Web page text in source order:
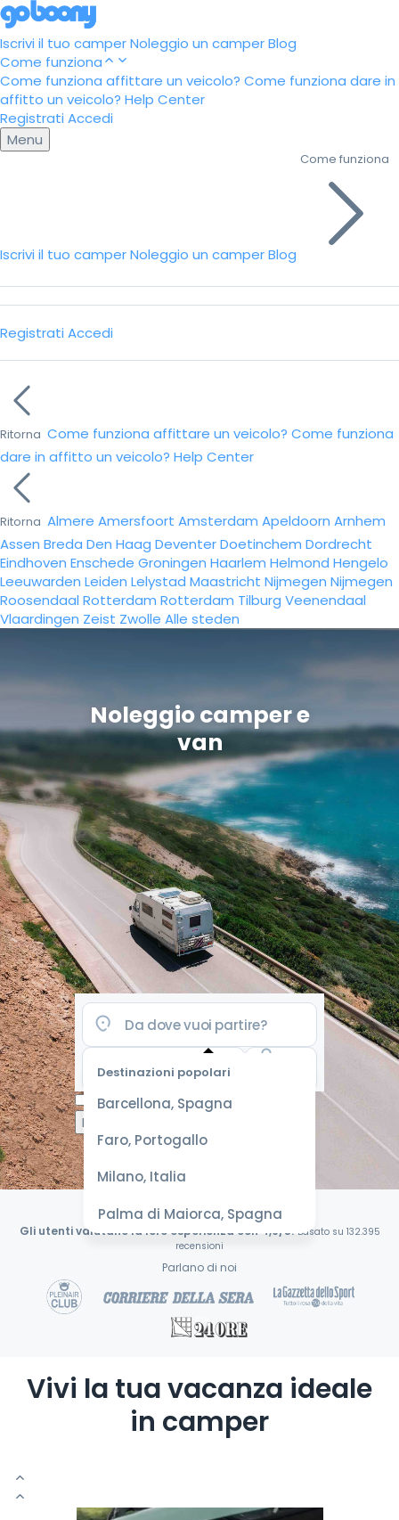
Iscrivi il tuo camperNoleggio un camperBlog
Come funziona
Come funziona affittare un veicolo? Come funziona dare in
affitto un veicolo? Help Center
Registrati Accedi
Menu
Iscrivi il tuo camperNoleggio un camperBlog
Come funziona
Registrati Accedi
Ritorna Come funziona affittare un veicolo? Come funziona
dare in affitto un veicolo? Help Center
Ritorna Almere Amersfoort Amsterdam Apeldoorn Arnhem
Assen Breda Den Haag DeventerDoetinchem Dordrecht
Eindhoven Enschede Groningen Haarlem Helmond Hengelo
Leeuwarden Leiden Lelystad Maastricht Nijmegen Nijmegen
Roosendaal Rotterdam Rotterdam Tilburg Veenendaal
Vlaardingen Zeist Zwolle Alle steden
Destinazioni popolari
Barcellona, Spagna
Faro, Portogallo
Milano, Italia
Palma di Maiorca, Spagna
le date
per le
tariffe
Noleggio camper e
van
Gli utenti valutano la loro esperienza con 4,9/5! Basato su 132.395
recensioni
Parlano di noi
Vivi la tua vacanza ideale
in camper